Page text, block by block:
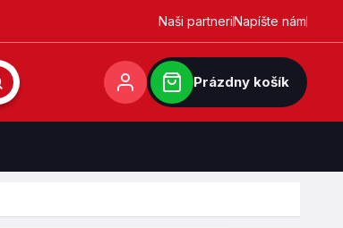
Naši partneriNapíšte nám
Prázdny košík